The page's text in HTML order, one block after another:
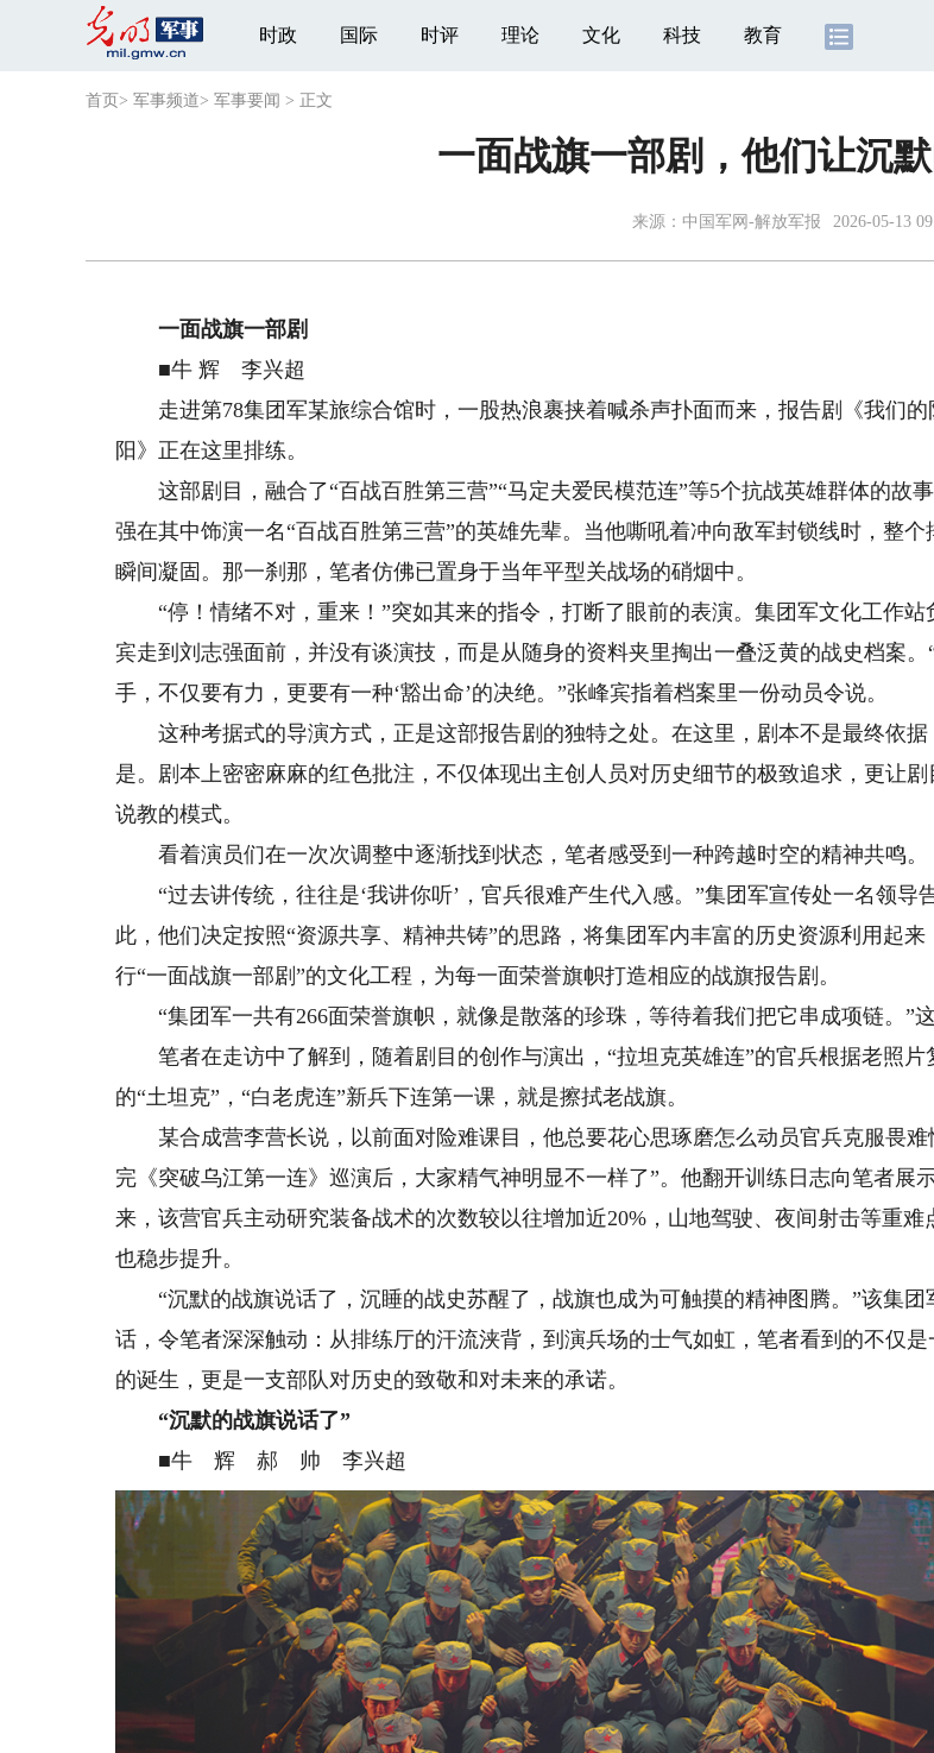
时政 国际 时评 理论 文化 科技 教育
首页 > 军事频道> 军事要闻 > 正文
一面战旗一部剧，他们让沉
来源： 中国军网-解放军报 2026-05-13
一面战旗一部剧
■牛 辉 李兴超
走进第78集团军某旅综合馆时，一股热浪裹挟着喊杀声扑面而来，报告剧《我们的
阳》正在这里排练。
这部剧目，融合了“百战百胜第三营”“马定夫爱民模范连”等5个抗战英雄群体的故
强在其中饰演一名“百战百胜第三营”的英雄先辈。当他嘶吼着冲向敌军封锁线时，整个
瞬间凝固。那一刹那，笔者仿佛已置身于当年平型关战场的硝烟中。
“停！情绪不对，重来！”突如其来的指令，打断了眼前的表演。集团军文化工作站
宾走到刘志强面前，并没有谈演技，而是从随身的资料夹里掏出一叠泛黄的战史档案。
手，不仅要有力，更要有一种‘豁出命’的决绝。”张峰宾指着档案里一份动员令说。
这种考据式的导演方式，正是这部报告剧的独特之处。在这里，剧本不是最终依据
是。剧本上密密麻麻的红色批注，不仅体现出主创人员对历史细节的极致追求，更让
说教的模式。
看着演员们在一次次调整中逐渐找到状态，笔者感受到一种跨越时空的精神共鸣。
“过去讲传统，往往是‘我讲你听’，官兵很难产生代入感。”集团军宣传处一名领导
此，他们决定按照“资源共享、精神共铸”的思路，将集团军内丰富的历史资源利用起来
行“一面战旗一部剧”的文化工程，为每一面荣誉旗帜打造相应的战旗报告剧。
“集团军一共有266面荣誉旗帜，就像是散落的珍珠，等待着我们把它串成项链。”这
笔者在走访中了解到，随着剧目的创作与演出，“拉坦克英雄连”的官兵根据老照片
的“土坦克”，“白老虎连”新兵下连第一课，就是擦拭老战旗。
某合成营李营长说，以前面对险难课目，他总要花心思琢磨怎么动员官兵克服畏难
完《突破乌江第一连》巡演后，大家精气神明显不一样了”。他翻开训练日志向笔者展
来，该营官兵主动研究装备战术的次数较以往增加近20%，山地驾驶、夜间射击等重难
也稳步提升。
“沉默的战旗说话了，沉睡的战史苏醒了，战旗也成为可触摸的精神图腾。”该集团
话，令笔者深深触动：从排练厅的汗流浃背，到演兵场的士气如虹，笔者看到的不仅是
的诞生，更是一支部队对历史的致敬和对未来的承诺。
“沉默的战旗说话了”
■牛 辉 郝 帅 李兴超